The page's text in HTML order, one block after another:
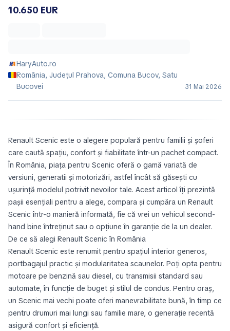
10.650 EUR
HaryAuto.ro
România, Județul Prahova, Comuna Bucov, Satu
Bucovei
31 Mai 2026
Renault Scenic este o alegere populară pentru familii și șoferi
care caută spațiu, confort și fiabilitate într-un pachet compact.
În România, piața pentru Scenic oferă o gamă variată de
versiuni, generatii și motorizări, astfel încât să găsești cu
ușurință modelul potrivit nevoilor tale. Acest articol îți prezintă
pașii esențiali pentru a alege, compara și cumpăra un Renault
Scenic într-o manieră informată, fie că vrei un vehicul second-
hand bine întreținut sau o opțiune în garanție de la un dealer.
De ce să alegi Renault Scenic în România
Renault Scenic este renumit pentru spațiul interior generos,
portbagajul practic și modularitatea scaunelor. Poți opta pentru
motoare pe benzină sau diesel, cu transmisii standard sau
automate, în funcție de buget și stilul de condus. Pentru oraș,
un Scenic mai vechi poate oferi manevrabilitate bună, în timp ce
pentru drumuri mai lungi sau familie mare, o generație recentă
asigură confort și eficiență.